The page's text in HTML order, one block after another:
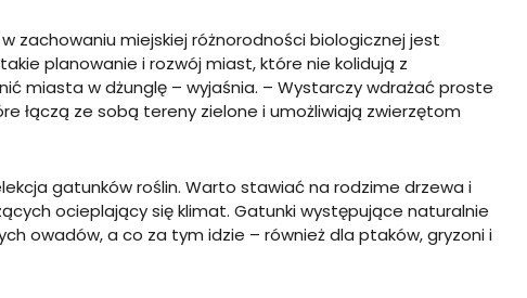
zachowaniu miejskiej różnorodności biologicznej jest
planowanie i rozwój miast, które nie kolidują z
miasta w dżunglę – wyjaśnia. – Wystarczy wdrażać proste
łączą ze sobą tereny zielone i umożliwiają zwierzętom
gatunków roślin. Warto stawiać na rodzime drzewa i
ocieplający się klimat. Gatunki występujące naturalnie
owadów, a co za tym idzie – również dla ptaków, gryzoni i